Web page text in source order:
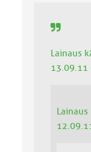
Lainaus
13.09.11